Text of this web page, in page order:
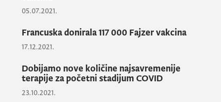
Kodžom
05.07.2021.
Francuska donirala 117 000 Fajzer vakcina
17.12.2021.
Dobijamo nove količine najsavremenije
terapije za početni stadijum COVID
23.10.2021.